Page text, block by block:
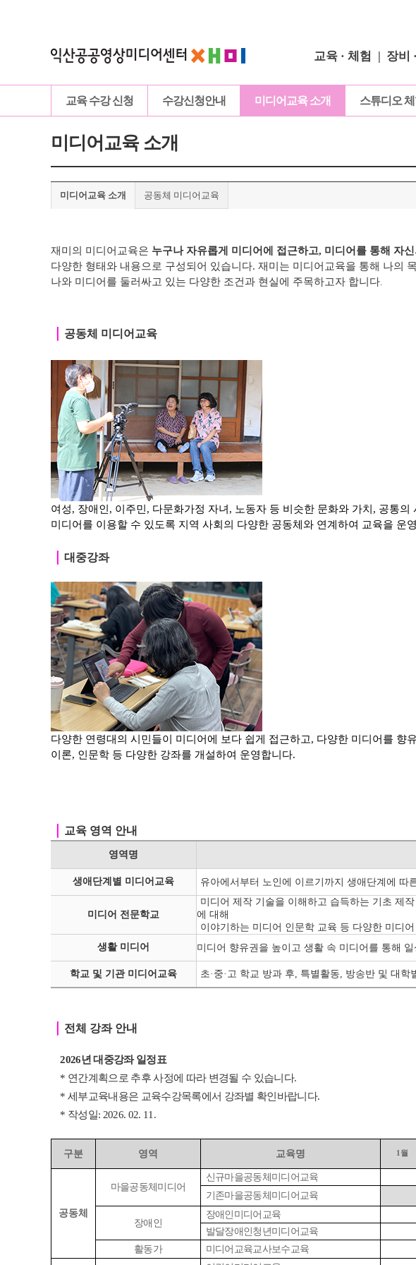
교육 · 체험 장비
교육 수강 신청 수강신청안내 미디어교육 소개 스튜디오 체
미디어교육 소개
미디어교육 소개 공동체 미디어교육
재미의 미디어교육은 누구나 자유롭게 미디어에 접근하고, 미디어를 통해 자
다양한 형태와 내용으로 구성되어 있습니다. 재미는 미디어교육을 통해 나의
나와 미디어를 둘러싸고 있는 다양한 조건과 현실에 주목하고자 합니다.
공동체 미디어교육
여성, 장애인, 이주민, 다문화가정 자녀, 노동자 등 비슷한 문화와 가치, 공통의
미디어를 이용할 수 있도록 지역 사회의 다양한 공동체와 연계하여 교육을 운
대중강좌
다양한 연령대의 시민들이 미디어에 보다 쉽게 접근하고, 다양한 미디어를 향
이론, 인문학 등 다양한 강좌를 개설하여 운영합니다.
교육 영역 안내
영역명
생애단계별 미디어교육 유아에서부터 노인에 이르기까지 생애단계에 따
미디어 전문학교
미디어 제작 기술을 이해하고 습득하는 기초 제
에 대해
이야기하는 미디어 인문학 교육 등 다양한 미디어
생활 미디어
미디어 향유권을 높이고 생활 속 미디어를 통해
학교 및 기관 미디어교육 초·중· 고 학교 방과 후, 특별활동, 방송반 및 대
전체 강좌 안내
2026년 대중강좌 일정표
* 연간계획으로 추후 사정에 따라 변경될 수 있습니다.
* 세부교육내용은 교육수강목록에서 강좌별 확인바랍니다.
* 작성일: 2026. 02. 11.
구분 영역 교육명 1 월
공동체
마을공동체미디어
신규마을공동체미디어교육
기존마을공동체미디어교육
장애인
장애인미디어교육
발달장애인청년미디어교육
활동가
미디어교육교사보수교육